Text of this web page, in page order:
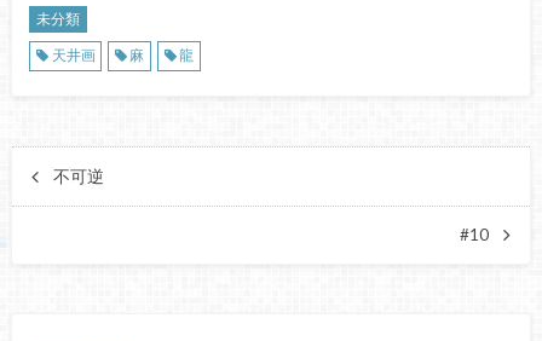
未分類
天井画
麻 龍
不可逆
#10